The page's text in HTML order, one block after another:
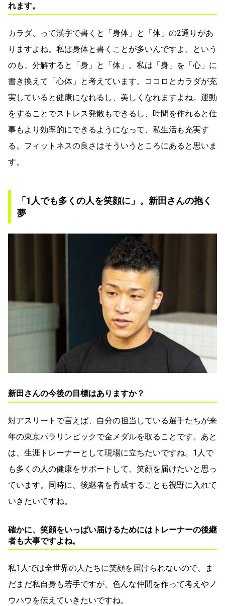
れます。
カラダ、って漢字で書くと「身体」と「体」の2通りがあ
りますよね。私は身体と書くことが多いんですよ。という
のも、分解すると「身」と「体」。私は「身」を「心」に
書き換えて「心体」と考えています。ココロとカラダが充
実していると健康になれるし、美しくなれますよね。運動
をすることでストレス発散もできるし、時間を作れると仕
事もより効率的にできるようになって、私生活も充実す
る。フィットネスの良さはそういうところにあると思いま
す。
「1人でも多くの人を笑顔に」。新田さんの抱く
夢
新田さんの今後の目標はありますか？
対アスリートで言えば、自分の担当している選手たちが来
年の東京パラリンピックで金メダルを取ることです。あと
は、生涯トレーナーとして現場に立ちたいですね。1人で
も多くの人の健康をサポートして、笑顔を届けたいと思っ
ています。同時に、後継者を育成することも視野に入れて
いきたいですね。
確かに、笑顔をいっぱい届けるためにはトレーナーの後継
者も大事ですよね。
私1人では全世界の人たちに笑顔を届けられないので、ま
だまだ私自身も若手ですが、色んな仲間を作って考えやノ
ウハウを伝えていきたいですね。